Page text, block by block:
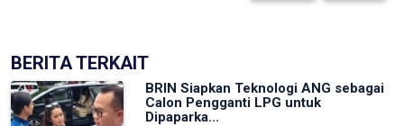
BERITA TERKAIT
BRIN Siapkan Teknologi ANG sebagai
Calon Pengganti LPG untuk
Dipaparka...